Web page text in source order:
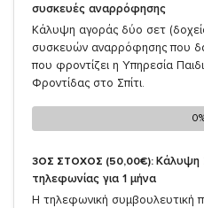
συσκευές αναρρόφησης
Κάλυψη αγοράς δύο σετ
συσκευών αναρρόφησης που
που φροντίζει η Υπηρεσία
Φροντίδας στο Σπίτι.
3ΟΣ ΣΤΟΧΟΣ (50,00€): Κάλυψη
τηλεφωνίας για 1 μήνα
Η τηλεφωνική συμβουλευτική